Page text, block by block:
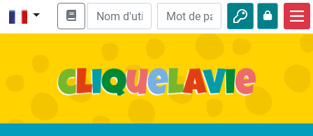
Enseignement biblique